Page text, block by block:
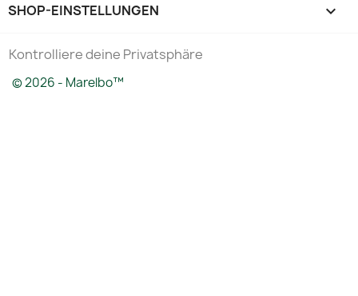
SHOP-EINSTELLUNGEN keyboard_arrow_down
Kontrolliere deine Privatsphäre
© 2026 - Marelbo™